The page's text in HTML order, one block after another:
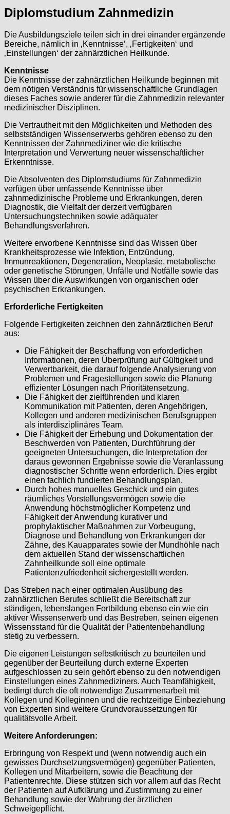
Diplomstudium Zahnmedizin
Die Ausbildungsziele teilen sich in drei einander ergänzende
Bereiche, nämlich in ‚Kenntnisse‘, ‚Fertigkeiten‘ und
‚Einstellungen‘ der zahnärztlichen Heilkunde.
Kenntnisse
Die Kenntnisse der zahnärztlichen Heilkunde beginnen mit
dem nötigen Verständnis für wissenschaftliche Grundlagen
dieses Faches sowie anderer für die Zahnmedizin relevanter
medizinischer Disziplinen.
Die Vertrautheit mit den Möglichkeiten und Methoden des
selbstständigen Wissenserwerbs gehören ebenso zu den
Kenntnissen der Zahnmediziner wie die kritische
Interpretation und Verwertung neuer wissenschaftlicher
Erkenntnisse.
Die Absolventen des Diplomstudiums für Zahnmedizin
verfügen über umfassende Kenntnisse über
zahnmedizinische Probleme und Erkrankungen, deren
Diagnostik, die Vielfalt der derzeit verfügbaren
Untersuchungstechniken sowie adäquater
Behandlungsverfahren.
Weitere erworbene Kenntnisse sind das Wissen über
Krankheitsprozesse wie Infektion, Entzündung,
Immunreaktionen, Degeneration, Neoplasie, metabolische
oder genetische Störungen, Unfälle und Notfälle sowie das
Wissen über die Auswirkungen von organischen oder
psychischen Erkrankungen.
Erforderliche Fertigkeiten
Folgende Fertigkeiten zeichnen den zahnärztlichen Beruf
aus:
Die Fähigkeit der Beschaffung von erforderlichen
Informationen, deren Überprüfung auf Gültigkeit und
Verwertbarkeit, die darauf folgende Analysierung von
Problemen und Fragestellungen sowie die Planung
effizienter Lösungen nach Prioritätensetzung.
Die Fähigkeit der zielführenden und klaren
Kommunikation mit Patienten, deren Angehörigen,
Kollegen und anderen medizinischen Berufsgruppen
als interdisziplinäres Team.
Die Fähigkeit der Erhebung und Dokumentation der
Beschwerden von Patienten, Durchführung der
geeigneten Untersuchungen, die Interpretation der
daraus gewonnen Ergebnisse sowie die Veranlassung
diagnostischer Schritte wenn erforderlich. Dies ergibt
einen fachlich fundierten Behandlungsplan.
Durch hohes manuelles Geschick und ein gutes
räumliches Vorstellungsvermögen sowie die
Anwendung höchstmöglicher Kompetenz und
Fähigkeit der Anwendung kurativer und
prophylaktischer Maßnahmen zur Vorbeugung,
Diagnose und Behandlung von Erkrankungen der
Zähne, des Kauapparates sowie der Mundhöhle nach
dem aktuellen Stand der wissenschaftlichen
Zahnheilkunde soll eine optimale
Patientenzufriedenheit sichergestellt werden.
Das Streben nach einer optimalen Ausübung des
zahnärztlichen Berufes schließt die Bereitschaft zur
ständigen, lebenslangen Fortbildung ebenso ein wie ein
aktiver Wissenserwerb und das Bestreben, seinen eigenen
Wissensstand für die Qualität der Patientenbehandlung
stetig zu verbessern.
Die eigenen Leistungen selbstkritisch zu beurteilen und
gegenüber der Beurteilung durch externe Experten
aufgeschlossen zu sein gehört ebenso zu den notwendigen
Einstellungen eines Zahnmediziners. Auch Teamfähigkeit,
bedingt durch die oft notwendige Zusammenarbeit mit
Kollegen und Kolleginnen und die rechtzeitige Einbeziehung
von Experten sind weitere Grundvoraussetzungen für
qualitätsvolle Arbeit.
Weitere Anforderungen:
Erbringung von Respekt und (wenn notwendig auch ein
gewisses Durchsetzungsvermögen) gegenüber Patienten,
Kollegen und Mitarbeitern, sowie die Beachtung der
Patientenrechte. Diese stützen sich vor allem auf das Recht
der Patienten auf Aufklärung und Zustimmung zu einer
Behandlung sowie der Wahrung der ärztlichen
Schweigepflicht.